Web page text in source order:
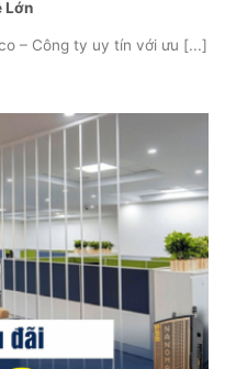
Lớn
– Công ty uy tín với ưu [...]